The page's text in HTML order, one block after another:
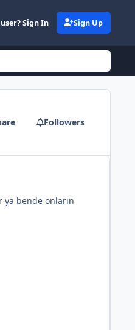
Sign In Sign Up
Followers
ya bende onların